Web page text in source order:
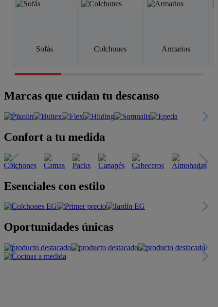
Sofás Colchones Armarios
Marcas que cuidan tu descanso
Confort a tu medida
Esenciales con estilo
Oportunidades únicas